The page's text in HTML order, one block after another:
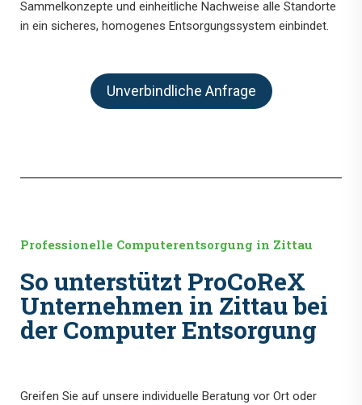
Sammelkonzepte und einheitliche Nachweise alle Standorte
in ein sicheres, homogenes Entsorgungssystem einbindet.
Unverbindliche Anfrage
Professionelle Computerentsorgung in Zittau
So unterstützt ProCoReX
Unternehmen in Zittau bei
der Computer Entsorgung
Greifen Sie auf unsere individuelle Beratung vor Ort oder